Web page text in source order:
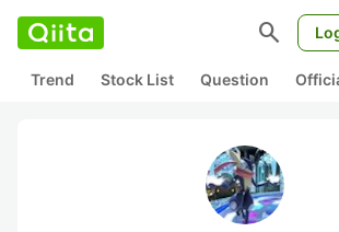
search
Trend Stock List Question